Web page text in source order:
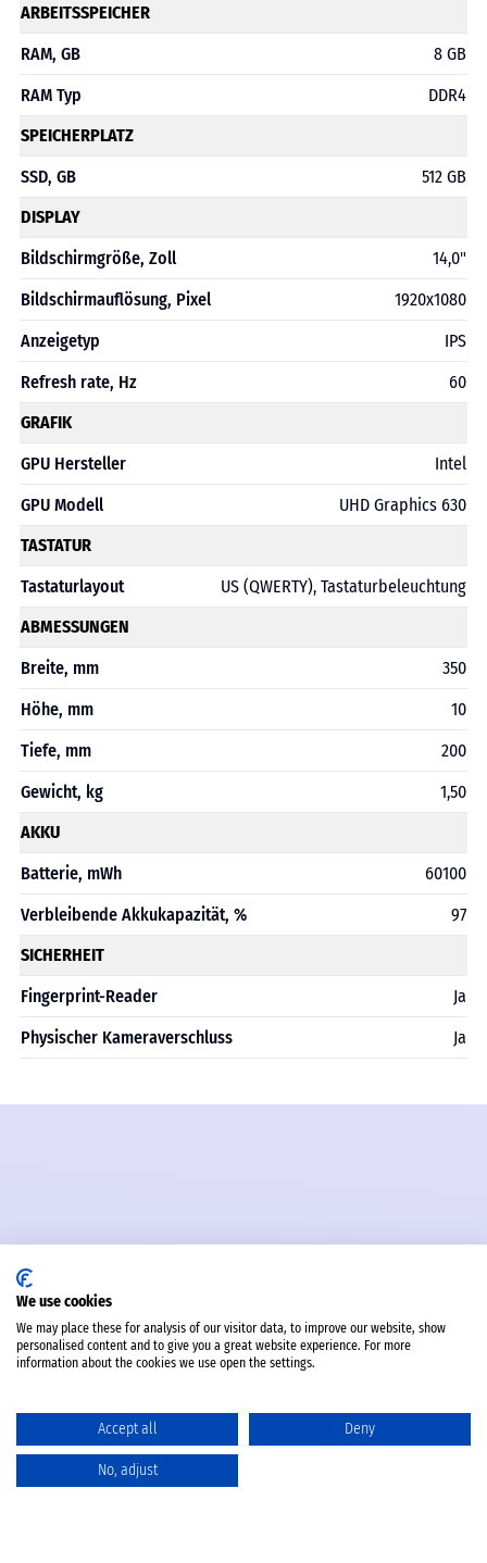
ARBEITSSPEICHER
RAM, GB
8 GB
RAM Typ
DDR4
SPEICHERPLATZ
SSD, GB
512 GB
DISPLAY
Bildschirmgröße, Zoll
14,0"
Bildschirmauflösung, Pixel
1920x1080
Anzeigetyp
IPS
Refresh rate, Hz
60
GRAFIK
GPU Hersteller
Intel
GPU Modell
UHD Graphics 630
TASTATUR
Tastaturlayout
US (QWERTY), Tastaturbeleuchtung
ABMESSUNGEN
Breite, mm
350
Höhe, mm
10
Tiefe, mm
200
Gewicht, kg
1,50
AKKU
Batterie, mWh
60100
Verbleibende Akkukapazität, %
97
SICHERHEIT
Fingerprint-Reader
Ja
Physischer Kameraverschluss
Ja
We use cookies
We may place these for analysis of our visitor data, to improve our website, show
personalised content and to give you a great website experience. For more
information about the cookies we use open the settings.
Accept all Deny
No, adjust